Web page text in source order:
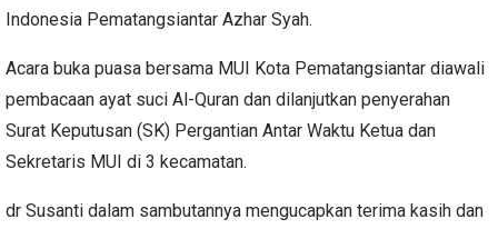
Indonesia Pematangsiantar Azhar Syah.
Acara buka puasa bersama MUI Kota Pematangsiantar diawali
pembacaan ayat suci Al-Quran dan dilanjutkan penyerahan
Surat Keputusan (SK) Pergantian Antar Waktu Ketua dan
Sekretaris MUI di 3 kecamatan.
dr Susanti dalam sambutannya mengucapkan terima kasih dan